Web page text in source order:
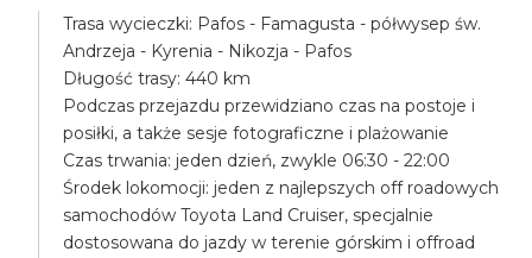
Trasa wycieczki: Pafos - Famagusta - półwysep św.
Andrzeja - Kyrenia - Nikozja - Pafos
Długość trasy: 440 km
Podczas przejazdu przewidziano czas na postoje i
posiłki, a także sesje fotograficzne i plażowanie
Czas trwania: jeden dzień, zwykle 06:30 - 22:00
Środek lokomocji: jeden z najlepszych off roadowych
samochodów Toyota Land Cruiser, specjalnie
dostosowana do jazdy w terenie górskim i offroad